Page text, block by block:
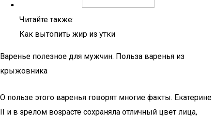
Читайте также:
Как вытопить жир из утки
Варенье полезное для мужчин. Польза варенья из
крыжовника
О пользе этого варенья говорят многие факты. Екатерине
II и в зрелом возрасте сохраняла отличный цвет лица,